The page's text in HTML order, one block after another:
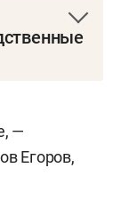
Хуснуллин,
«ТСИ»,
лет пошел
—
Егоров,